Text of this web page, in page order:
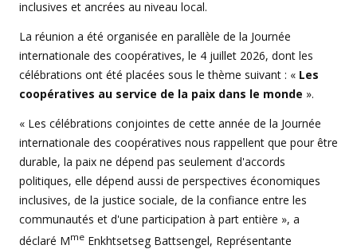
inclusives et ancrées au niveau local.
La réunion a été organisée en parallèle de la Journée
internationale des coopératives, le 4 juillet 2026, dont les
célébrations ont été placées sous le thème suivant : « Les
coopératives au service de la paix dans le monde ».
« Les célébrations conjointes de cette année de la Journée
internationale des coopératives nous rappellent que pour être
durable, la paix ne dépend pas seulement d'accords
politiques, elle dépend aussi de perspectives économiques
inclusives, de la justice sociale, de la confiance entre les
communautés et d'une participation à part entière », a
déclaré Mme Enkhtsetseg Battsengel, Représentante